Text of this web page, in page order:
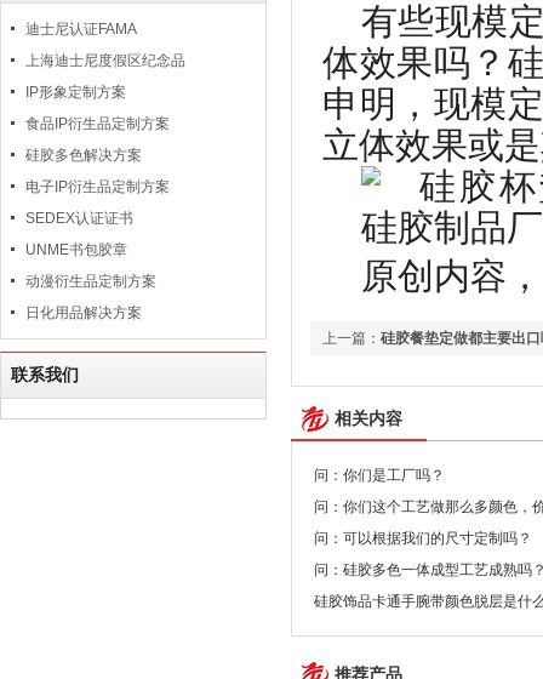
迪士尼认证FAMA
上海迪士尼度假区纪念品
IP形象定制方案
食品IP衍生品定制方案
硅胶多色解决方案
电子IP衍生品定制方案
SEDEX认证证书
UNME书包胶章
动漫衍生品定制方案
日化用品解决方案
联系我们
有些现模
体效果吗？
申明，现模
立体效果或
原创内容
上一篇： 硅胶餐垫定做都主要出
相关内容
问：你们是工厂吗？
问：你们这个工艺做那么多颜色，
问：可以根据我们的尺寸定制吗？
问：硅胶多色一体成型工艺成熟吗
硅胶饰品卡通手腕带颜色脱层是什
推荐产品